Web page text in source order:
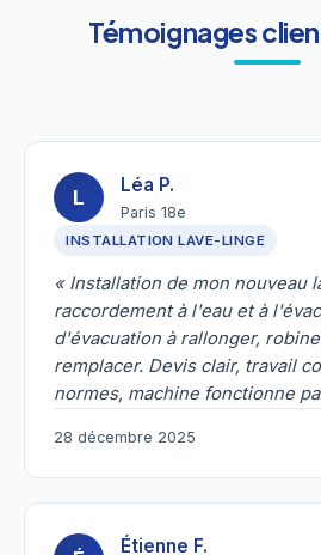
Témoignages
L
Léa P.
Paris 18e
INSTALLATION LAVE-LINGE
« Installation de mon nouveau
raccordement à l'eau et à
d'évacuation à rallonger,
remplacer. Devis clair, travail
normes, machine fonctionne
28 décembre 2025
Étienne F.